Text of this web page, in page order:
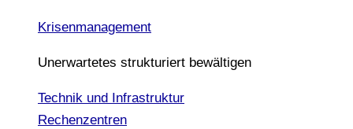
Krisenmanagement
Unerwartetes strukturiert bewältigen
Technik und Infrastruktur
Rechenzentren